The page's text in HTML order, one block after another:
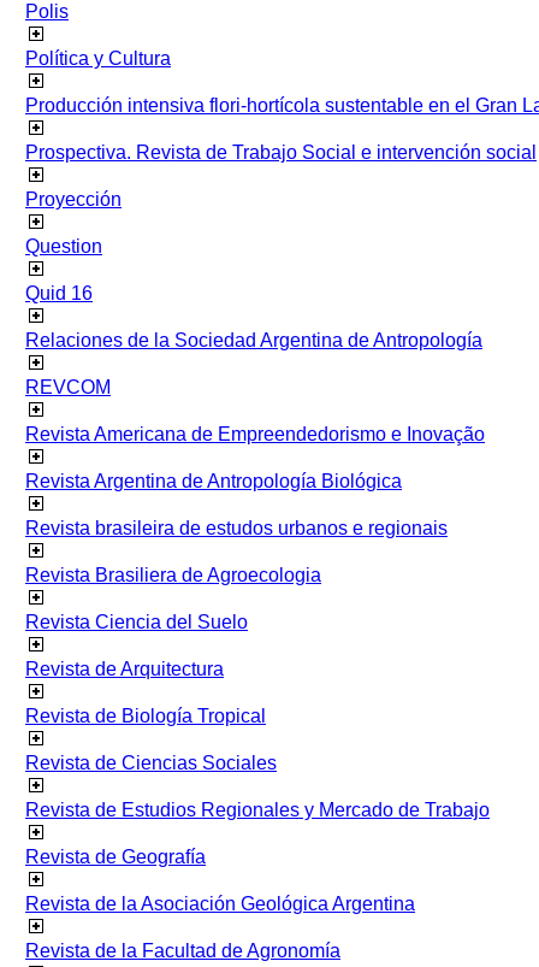
Polis
Política y Cultura
Producción intensiva flori-hortícola sustentable en el Gran
Prospectiva. Revista de Trabajo Social e intervención social
Proyección
Question
Quid 16
Relaciones de la Sociedad Argentina de Antropología
REVCOM
Revista Americana de Empreendedorismo e Inovação
Revista Argentina de Antropología Biológica
Revista brasileira de estudos urbanos e regionais
Revista Brasiliera de Agroecologia
Revista Ciencia del Suelo
Revista de Arquitectura
Revista de Biología Tropical
Revista de Ciencias Sociales
Revista de Estudios Regionales y Mercado de Trabajo
Revista de Geografía
Revista de la Asociación Geológica Argentina
Revista de la Facultad de Agronomía